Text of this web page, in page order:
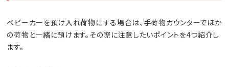
ベビーカーを預け入れ荷物にする場合は、手荷物カウンターでほか
の荷物と一緒に預けます。その際に注意したいポイントを4つ紹介し
ます。